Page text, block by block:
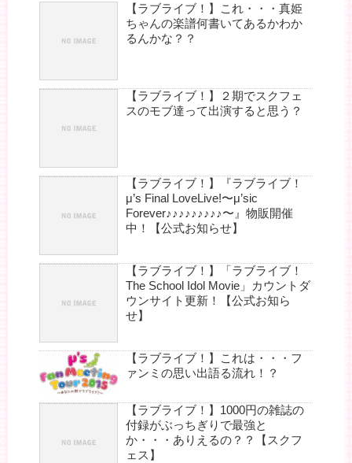
【ラブライブ！】これ・・・真姫
ちゃんの楽譜何書いてあるかわか
るんかな？？
【ラブライブ！】２期でスクフェ
スのモブ達って出演すると思う？
【ラブライブ！】『ラブライブ！
μ’s Final LoveLive!〜μ’sic
Forever♪♪♪♪♪♪♪♪♪〜』物販開催
中！【公式お知らせ】
【ラブライブ！】「ラブライブ！
The School Idol Movie」カウントダ
ウンサイト更新！【公式お知ら
せ】
【ラブライブ！】これは・・・フ
ァンミの思い出語る流れ！？
【ラブライブ！】1000円の雑誌の
付録がぶっちぎりで最強と
か・・・ありえるの？？【スクフ
ェス】